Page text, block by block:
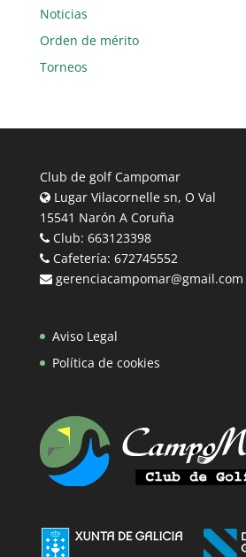
Noticias
Orden de mérito
Torneos
Club de golf Campomar
Lugar Vilacornelle sn, O Val
15541 Narón A Coruña
Club: 663123398
Cafetería: 672745552
gerenciacampomar@gmail.com
Aviso Legal
Política de cookies